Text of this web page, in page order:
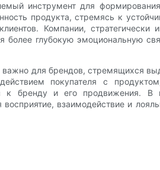
инструмент для
продукта, стремясь к
Компании, стратегически
более глубокую эмоциональную
важно для брендов, стремящихся
покупателя с
к бренду и его продвижения. В
взаимодействие и